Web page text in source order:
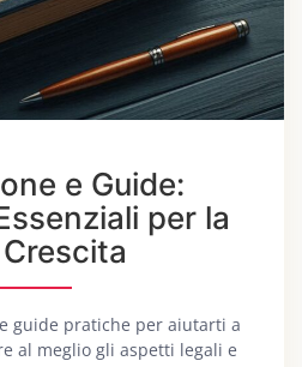
e Guide:
per la
guide pratiche per aiutarti a
al meglio gli aspetti legali e